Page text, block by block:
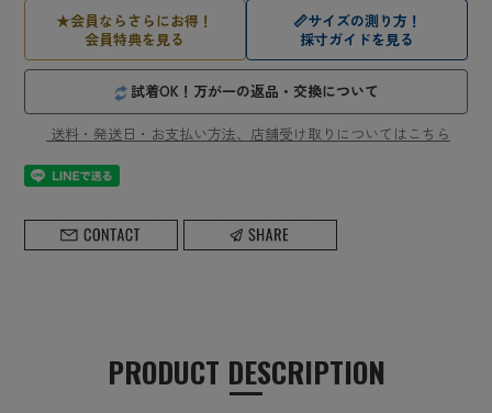
★会員ならさらにお得！
会員特典を見る
📏サイズの測り方！
採寸ガイドを見る
試着OK！万が一の返品・交換について
送料・発送日・お支払い方法、店舗受け取りについてはこちら
PRODUCT DESCRIPTION